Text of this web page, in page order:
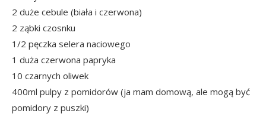
2 duże cebule (biała i czerwona)
2 ząbki czosnku
1/2 pęczka selera naciowego
1 duża czerwona papryka
10 czarnych oliwek
400ml pulpy z pomidorów (ja mam domową, ale mogą być
pomidory z puszki)